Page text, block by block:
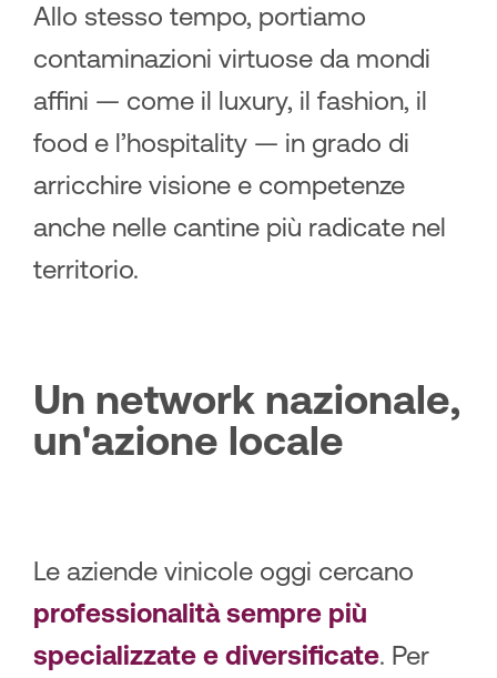
Allo stesso tempo, portiamo
contaminazioni virtuose da mondi
affini — come il luxury, il fashion, il
food e l’hospitality — in grado di
arricchire visione e competenze
anche nelle cantine più radicate nel
territorio.
Un network nazionale,
un'azione locale
Le aziende vinicole oggi cercano
professionalità sempre più
specializzate e diversificate. Per